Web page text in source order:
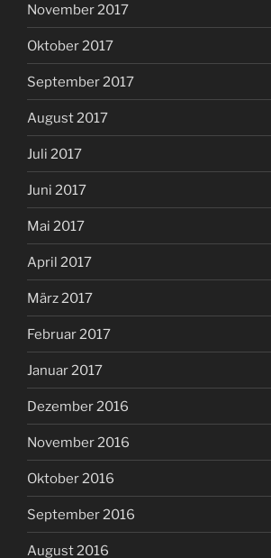
November 2017
Oktober 2017
September 2017
August 2017
Juli 2017
Juni 2017
Mai 2017
April 2017
März 2017
Februar 2017
Januar 2017
Dezember 2016
November 2016
Oktober 2016
September 2016
August 2016